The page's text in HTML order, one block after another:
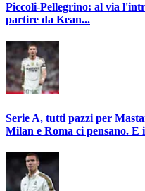
Piccoli-Pellegrino: al via
partire da Kean...
Serie A, tutti pazzi per
Milan e Roma ci pensano. E